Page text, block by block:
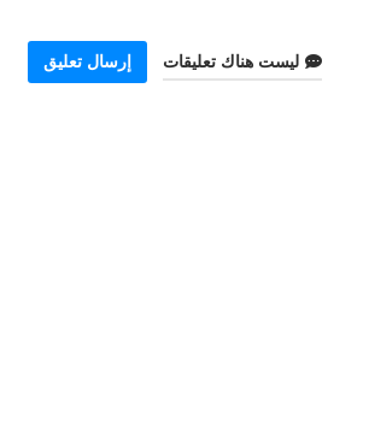
ليست هناك تعليقات إرسال تعليق